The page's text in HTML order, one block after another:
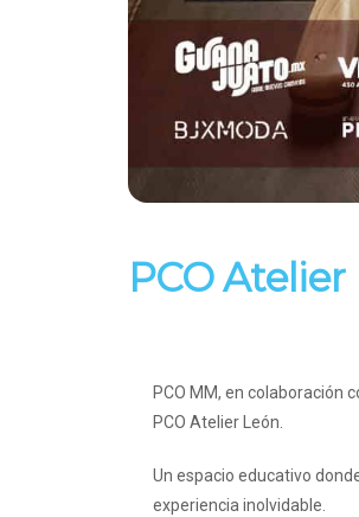
PCO Atelier
PCO MM, en colaboración
PCO Atelier León.
Un espacio educativo
experiencia inolvidable.